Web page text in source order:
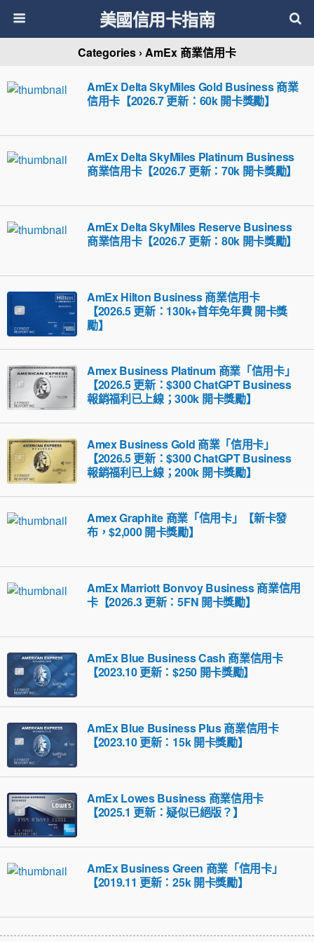
美國信用卡指南
Categories › AmEx 商業信用卡
AmEx Delta SkyMiles Gold Business 商業
信用卡【2026.7 更新：60k 開卡獎勵】
AmEx Delta SkyMiles Platinum Business
商業信用卡【2026.7 更新：70k 開卡獎勵】
AmEx Delta SkyMiles Reserve Business
商業信用卡【2026.7 更新：80k 開卡獎勵】
AmEx Hilton Business 商業信用卡
【2026.5 更新：130k+首年免年費 開卡獎
勵】
Amex Business Platinum 商業「信用卡」
【2026.5 更新：$300 ChatGPT Business
報銷福利已上線；300k 開卡獎勵】
Amex Business Gold 商業「信用卡」
【2026.5 更新：$300 ChatGPT Business
報銷福利已上線；200k 開卡獎勵】
Amex Graphite 商業「信用卡」【新卡發
布，$2,000 開卡獎勵】
AmEx Marriott Bonvoy Business 商業信用
卡【2026.3 更新：5FN 開卡獎勵】
AmEx Blue Business Cash 商業信用卡
【2023.10 更新：$250 開卡獎勵】
AmEx Blue Business Plus 商業信用卡
【2023.10 更新：15k 開卡獎勵】
AmEx Lowes Business 商業信用卡
【2025.1 更新：疑似已絕版？】
AmEx Business Green 商業「信用卡」
【2019.11 更新：25k 開卡獎勵】